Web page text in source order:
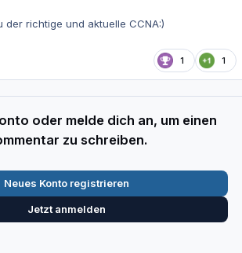
der richtige und aktuelle CCNA:)
1 1
oder melde dich an, um einen
zu schreiben.
Neues Konto registrieren
Jetzt anmelden